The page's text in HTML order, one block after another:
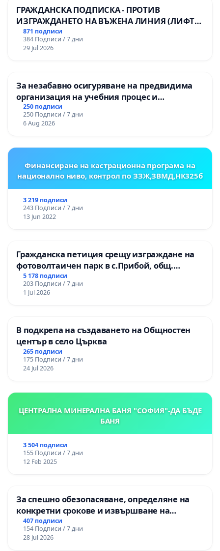
ГРАЖДАНСКА ПОДПИСКА - ПРОТИВ
ИЗГРАЖДАНЕТО НА ВЪЖЕНА ЛИНИЯ (ЛИФТ)
НА ТЕРИТОРИЯТА НА ПРИРОДНА
ЗАБЕЛЕЖИТЕЛНОСТ „ХЪЛМ НА
ОСВОБОДИТЕЛИТЕ“ (БУНАРДЖИК)
871 подписи
384 Подписи / 7 дни
29 Jul 2026
За незабавно осигуряване на предвидима
организация на учебния процес и
гарантиране на правото на равнопоставено
и качествено образование на учениците от
ОУ „Княз Александър I“ и Хуманитарна
250 подписи
250 Подписи / 7 дни
6 Aug 2026
Финансиране на кастрационна програма на
национално ниво, контрол по ЗЗЖ,ЗВМД,НК325б
3 219 подписи
243 Подписи / 7 дни
13 Jun 2022
Гражданска петиция срещу изграждане на
фотоволтаичен парк в с.Прибой, общ.
Радомир
5 178 подписи
203 Подписи / 7 дни
1 Jul 2026
В подкрепа на създаването на Общностен
център в село Църква
265 подписи
175 Подписи / 7 дни
24 Jul 2026
ЦЕНТРАЛНА МИНЕРАЛНА БАНЯ "СОФИЯ"-ДА БЪДЕ
БАНЯ
3 504 подписи
155 Подписи / 7 дни
12 Feb 2025
За спешно обезопасяване, определяне на
конкретни срокове и извършване на
цялостна рехабилитация на
републиканския път между пътен възел АМ
„Тракия“ - гр. Ихтиман - с. Мирово - к.к.
407 подписи
154 Подписи / 7 дни
28 Jul 2026